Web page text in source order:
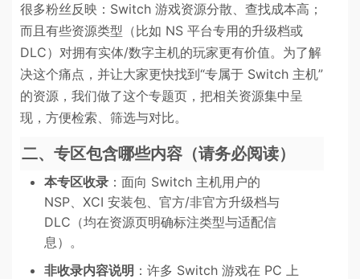
很多粉丝反映：Switch 游戏资源分散、查找成本高；
而且有些资源类型（比如 NS 平台专用的升级档或
DLC）对拥有实体/数字主机的玩家更有价值。为了解
决这个痛点，并让大家更快找到“专属于 Switch 主机”
的资源，我们做了这个专题页，把相关资源集中呈
现，方便检索、筛选与对比。
二、专区包含哪些内容（请务必阅读）
本专区收录 ：面向 Switch 主机用户的
NSP、XCI 安装包、官方/非官方升级档与
DLC（均在资源页明确标注类型与适配信
息）。
非收录内容说明 ：许多 Switch 游戏在 PC 上